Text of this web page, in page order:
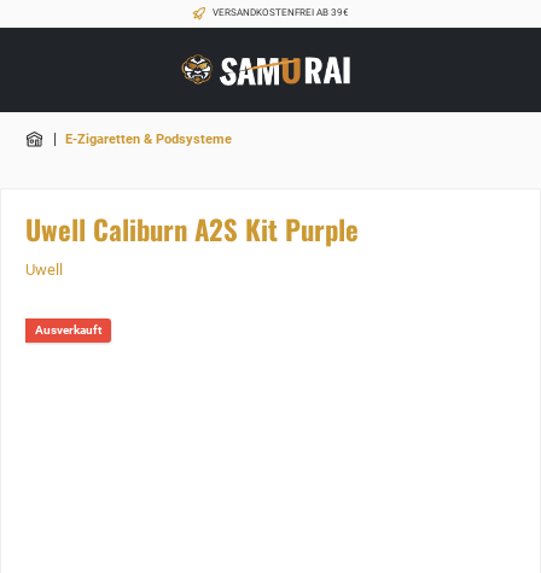
VERSANDKOSTENFREI AB 39€
| E-Zigaretten & Podsysteme
Uwell Caliburn A2S Kit Purple
Uwell
Ausverkauft